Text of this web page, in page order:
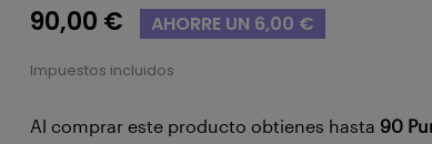
90,00 € AHORRE UN 6,00 €
Impuestos incluidos
Al comprar este producto obtienes hasta 90